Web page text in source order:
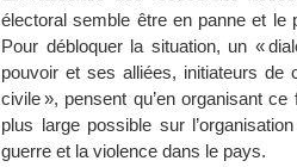
électoral semble être en panne et
Pour débloquer la situation, un «
pouvoir et ses alliées, initiateurs de
civile », pensent qu’en organisant
plus large possible sur
guerre et la violence dans le pays.